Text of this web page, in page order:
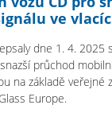
ve
dne 1. 4. 2025
průchod
na základě veřejné
Europe.